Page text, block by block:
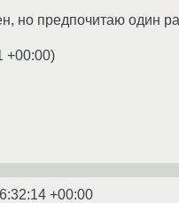
но предпочитаю один
+00:00)
+00:00